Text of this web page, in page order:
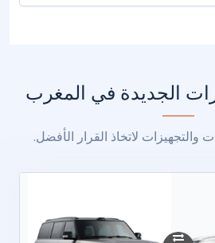
الجديدة في المغرب
والتجهيزات لاتخاذ القرار الأفضل.